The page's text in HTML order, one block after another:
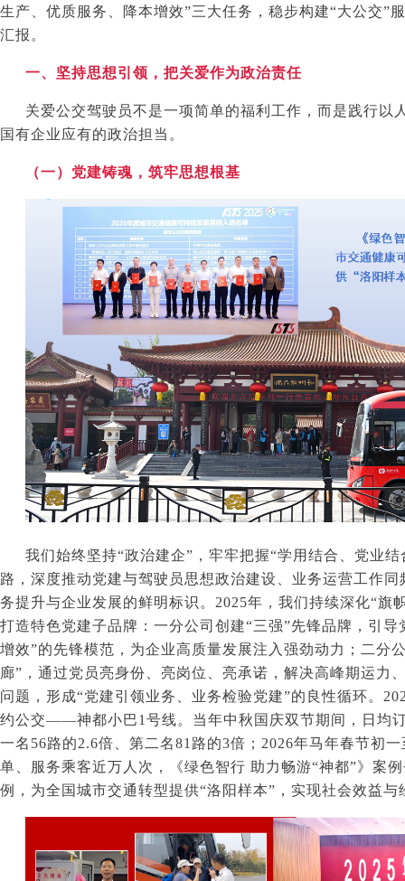
生产、优质服务、降本增效”三大任务，稳步构建“大公交”
汇报。
一、坚持思想引领，把关爱作为政治责任
关爱公交驾驶员不是一项简单的福利工作，而是践行以
国有企业应有的政治担当。
（一）党建铸魂，筑牢思想根基
我们始终坚持“政治建企”，牢牢把握“学用结合、党业
路，深度推动党建与驾驶员思想政治建设、业务运营工作
务提升与企业发展的鲜明标识。 2025年，我们持续深化“旗
打造特色党建子品牌：一分公司创建“三强”先锋品牌，引
增效”的先锋模范，为企业高质量发展注入强劲动力；二分
廊”，通过党员亮身份、亮岗位、亮承诺，解决高峰期运力
问题，形成“党建引领业务、业务检验党建”的良性循环。
约公交——神都小巴1 号线。当年中秋国庆双节期间，日均
一名 56路的2.6倍、第二名81 路的3倍； 2026年马年春节初
单、服务乘客近万人次，《绿色智行 助力畅游“神都”》案
例，为全国城市交通转型提供“洛阳样本”，实现社会效益与